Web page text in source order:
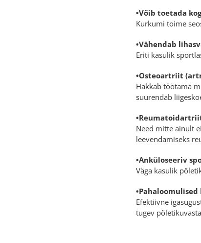
•Võib toetada
Kurkumi toime
•Vähendab
Eriti kasulik
•Osteoartriit
Hakkab töötama
suurendab
Need mitte ainult
leevendamiseks
•Anküloseeriv
Väga kasulik
Efektiivne
tugev